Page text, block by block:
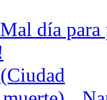
Mal día para